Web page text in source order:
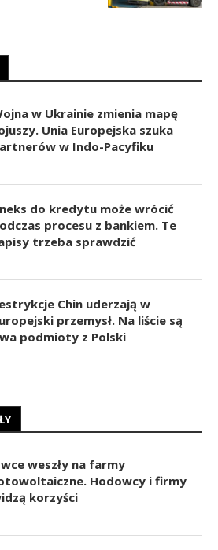
w Ukrainie zmienia mapę
Unia Europejska szuka
w Indo-Pacyfiku
do kredytu może wrócić
procesu z bankiem. Te
trzeba sprawdzić
Chin uderzają w
przemysł. Na liście są
podmioty z Polski
weszły na farmy
Hodowcy i firmy
korzyści